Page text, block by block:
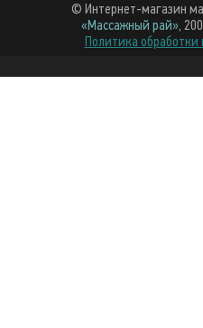
© Интернет-магазин
«Массажный рай»,
Политика обработки